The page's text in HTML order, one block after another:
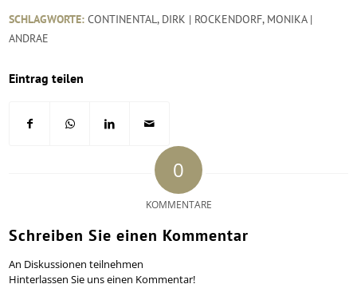
SCHLAGWORTE: CONTINENTAL, DIRK | ROCKENDORF, MONIKA |
ANDRAE
Eintrag teilen
0
KOMMENTARE
Schreiben Sie einen Kommentar
An Diskussionen teilnehmen
Hinterlassen Sie uns einen Kommentar!